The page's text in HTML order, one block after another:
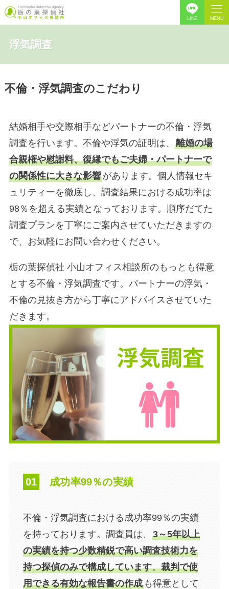
LINE MENU
浮気調査
不倫・浮気調査の​こだわり
​結婚相手や交際相手などパートナーの不倫・浮気
調査を行います。不倫や浮気の証明は、 離婚の場
合親権や慰謝料、復縁でもご夫婦・パートナーで
の関係性に大きな影響があります。個人情報セキ
ュリティーを徹底し、調査結果における成功率は
98％を超える実績となっております。順序だてた
調査プランを丁寧にご案内させていただきますの
で、お気軽にお問い合わせください。
栃の葉探偵社 小山オフィス相談所のもっとも得意
とする不倫・浮気調査です。パートナーの浮気・
不倫の見抜き方から丁寧にアドバイスさせていた
だきます。
​01 成功率99％の実績
不倫・​浮気調査における成功率99％の実績
を持っております。調査員は、 3～5年以上
の実績を持つ少数精鋭で高い調査技術力を
持つ探偵のみで構成しています。裁判で使
用できる有効な報告書の作成も得意として